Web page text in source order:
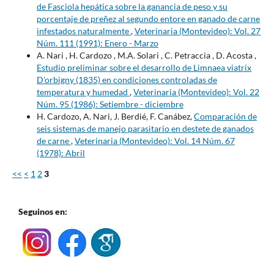
de Fasciola hepática sobre la ganancia de peso y su
porcentaje de preñez al segundo entore en ganado de carne
infestados naturalmente,Veterinaria (Montevideo): Vol. 27
Núm. 111 (1991): Enero - Marzo
A. Nari , H. Cardozo , M.A. Solari , C. Petraccia , D. Acosta ,
Estudio preliminar sobre el desarrollo de Limnaea viatrix
D'orbigny (1835) en condiciones controladas de
temperatura y humedad ,Veterinaria (Montevideo): Vol. 22
Núm. 95 (1986): Setiembre - diciembre
H. Cardozo, A. Nari, J. Berdié, F. Canábez,Comparación de
seis sistemas de manejo parasitario en destete de ganados
de carne,Veterinaria (Montevideo): Vol. 14 Núm. 67
(1978): Abril
<< < 1 23
Seguinos en: